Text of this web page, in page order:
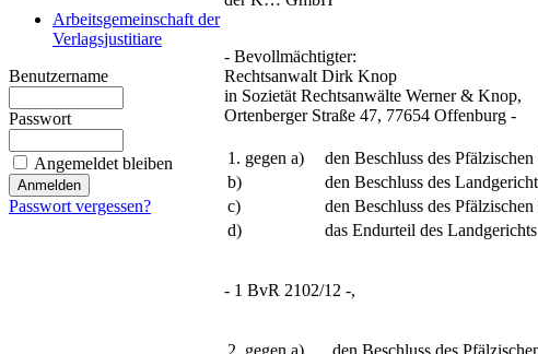
Arbeitsgemeinschaft der
Verlagsjustitiare
Benutzername
Passwort
Angemeldet bleiben
Passwort vergessen?
- Bevollmächtigter:
Rechtsanwalt Dirk Knop
in Sozietät Rechtsanwälte Werner & Knop,
Ortenberger Straße 47, 77654 Offenburg -
1. gegen a)
den Beschluss des
b)
den Beschluss des
c)
den Beschluss des
d)
das Endurteil des
- 1 BvR 2102/12 -,
2. gegen a)
den Beschluss des